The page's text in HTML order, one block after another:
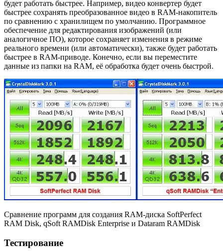
будет работать быстрее. Например, видео конвертер будет
быстрее сохранять преобразованное видео в RAM-накопитель
по сравнению с хранилищем по умолчанию. Программное
обеспечение для редактирования изображений (или
аналогичное ПО), которое сохраняет изменения в режиме
реального времени (или автоматически), также будет работать
быстрее в RAM-приводе. Конечно, если вы переместите
данные из папки на RAM, её обработка будет очень быстрой.
Сравнение программ для создания RAM-диска SoftPerfect
RAM Disk, qSoft RAMDisk Enterprise и Dataram RAMDisk
Тестирование